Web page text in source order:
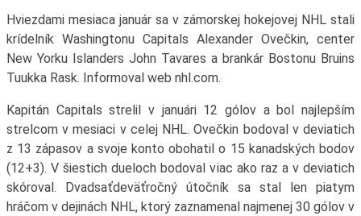
Hviezdami mesiaca január sa v zámorskej hokejovej NHL stali
krídelník Washingtonu Capitals Alexander Ovečkin, center
New Yorku Islanders John Tavares a brankár Bostonu Bruins
Tuukka Rask. Informoval web nhl.com.
Kapitán Capitals strelil v januári 12 gólov a bol najlepším
strelcom v mesiaci v celej NHL. Ovečkin bodoval v deviatich
z 13 zápasov a svoje konto obohatil o 15 kanadských bodov
(12+3). V šiestich dueloch bodoval viac ako raz a v deviatich
skóroval. Dvadsaťdeväťročný útočník sa stal len piatym
hráčom v dejinách NHL, ktorý zaznamenal najmenej 30 gólov v